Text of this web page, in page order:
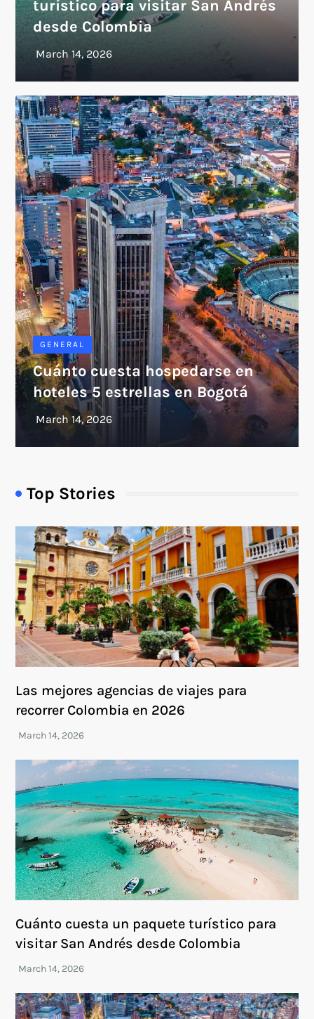
turístico para visitar San Andrés
desde Colombia
GENERAL
Cuánto cuesta hospedarse en
hoteles 5 estrellas en Bogotá
Top Stories
Las mejores agencias de viajes para
recorrer Colombia en 2026
Cuánto cuesta un paquete turístico para
visitar San Andrés desde Colombia